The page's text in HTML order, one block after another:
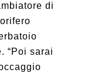
di
“Poi sarai